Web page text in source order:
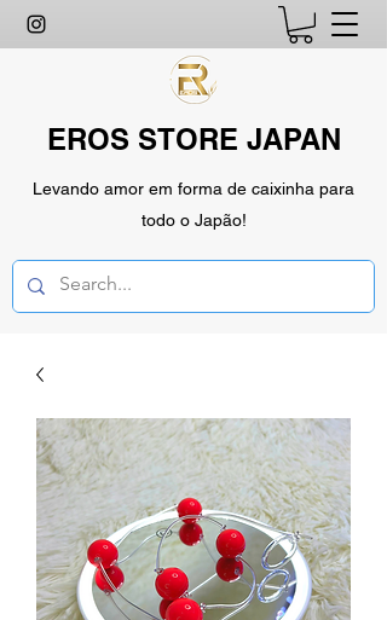
EROS STORE JAPAN
Levando amor em forma de caixinha para
todo o Japão!